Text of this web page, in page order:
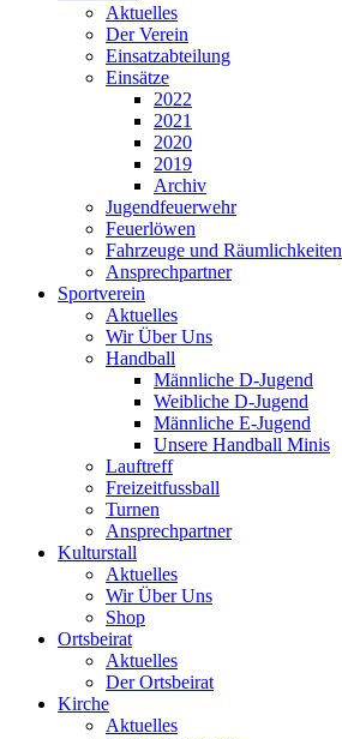
Aktuelles
Der Verein
Einsatzabteilung
Einsätze
2022
2021
2020
2019
Archiv
Jugendfeuerwehr
Feuerlöwen
Fahrzeuge und Räumlichkeiten
Ansprechpartner
Sportverein
Aktuelles
Wir Über Uns
Handball
Männliche D-Jugend
Weibliche D-Jugend
Männliche E-Jugend
Unsere Handball Minis
Lauftreff
Freizeitfussball
Turnen
Ansprechpartner
Kulturstall
Aktuelles
Wir Über Uns
Shop
Ortsbeirat
Aktuelles
Der Ortsbeirat
Kirche
Aktuelles